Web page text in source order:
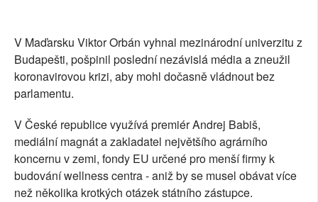
V Maďarsku Viktor Orbán vyhnal mezinárodní univerzitu z
Budapešti, pošpinil poslední nezávislá média a zneužil
koronavirovou krizi, aby mohl dočasně vládnout bez
parlamentu.
V České republice využívá premiér Andrej Babiš,
mediální magnát a zakladatel největšího agrárního
koncernu v zemi, fondy EU určené pro menší firmy k
budování wellness centra - aniž by se musel obávat více
než několika krotkých otázek státního zástupce.